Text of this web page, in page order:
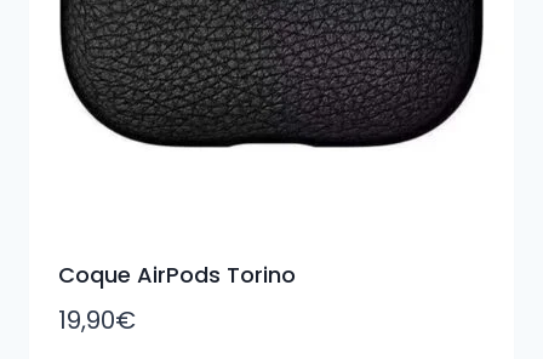
Coque AirPods Torino
19,90€